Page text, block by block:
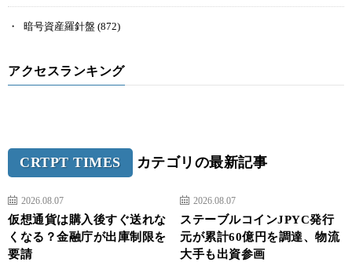
暗号資産羅針盤 (872)
アクセスランキング
CRTPT TIMES カテゴリの最新記事
2026.08.07
仮想通貨は購入後すぐ送れな
くなる？金融庁が出庫制限を
要請
2026.08.07
ステーブルコインJPYC発行
元が累計60億円を調達、物流
大手も出資参画